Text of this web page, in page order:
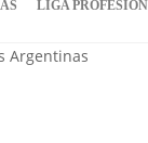
LIGA